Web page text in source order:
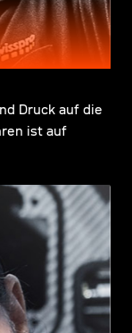
Druck auf die
ist auf